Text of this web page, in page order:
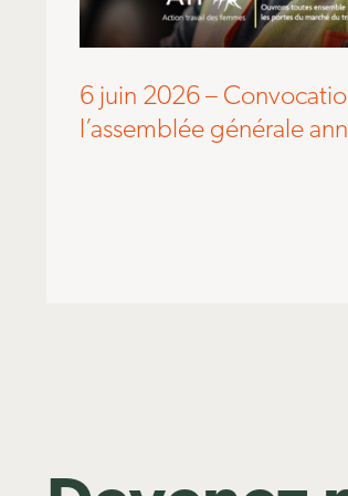
6 juin 2026 –
l’assemblée générale